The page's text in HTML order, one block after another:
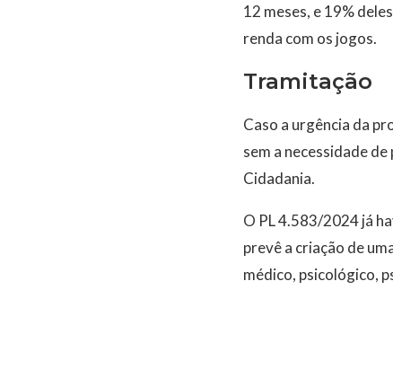
12 meses, e 19%
renda com os jogos.
Tramitação
Caso a urgência da
sem a necessidade
Cidadania.
O PL 4.583/2024 já
prevê a criação de
médico, psicológico,